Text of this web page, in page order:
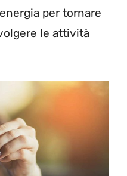
per tornare
le attività